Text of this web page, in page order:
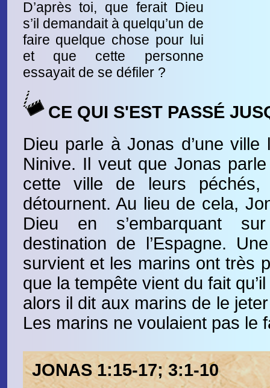
D’après toi, que ferait Dieu
s’il demandait à quelqu’un de
faire quelque chose pour lui
et que cette personne
essayait de se défiler ?
CE QUI S'EST PASSÉ
Dieu parle à Jonas d’une ville
Ninive. Il veut que Jonas
cette ville de leurs péchés,
détournent. Au lieu de cela,
Dieu en s’embarquant
destination de l’Espagne.
survient et les marins ont très
que la tempête vient du fait
alors il dit aux marins de le
Les marins ne voulaient pas le
JONAS 1:15-17; 3:1-10